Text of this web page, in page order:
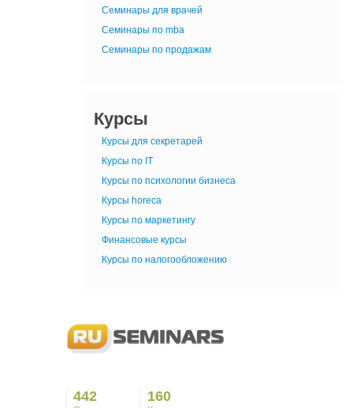
Семинары для врачей
Семинары по mba
Семинары по продажам
Курсы
Курсы для секретарей
Курсы по IT
Курсы по психологии бизнеса
Курсы horeca
Курсы по маркетингу
Финансовые курсы
Курсы по налогообложению
442 160